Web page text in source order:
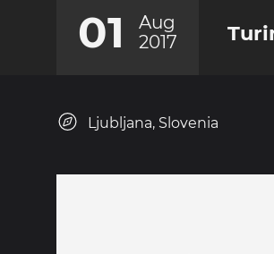
01
Aug
2017
Ljubljana, Slovenia